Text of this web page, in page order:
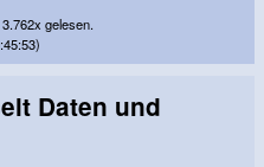
gelesen.
Daten und